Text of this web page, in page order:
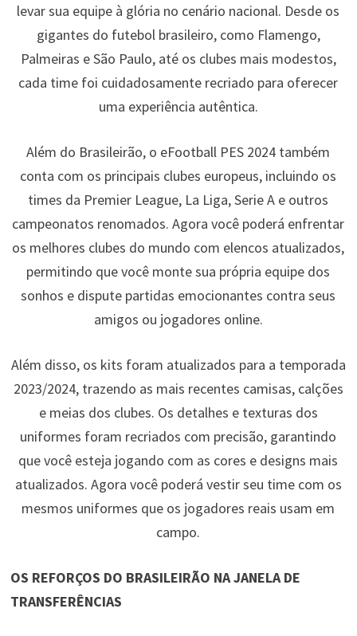
levar sua equipe à glória no cenário nacional. Desde os
gigantes do futebol brasileiro, como Flamengo,
Palmeiras e São Paulo, até os clubes mais modestos,
cada time foi cuidadosamente recriado para oferecer
uma experiência autêntica.
Além do Brasileirão, o eFootball PES 2024 também
conta com os principais clubes europeus, incluindo os
times da Premier League, La Liga, Serie A e outros
campeonatos renomados. Agora você poderá enfrentar
os melhores clubes do mundo com elencos atualizados,
permitindo que você monte sua própria equipe dos
sonhos e dispute partidas emocionantes contra seus
amigos ou jogadores online.
Além disso, os kits foram atualizados para a temporada
2023/2024, trazendo as mais recentes camisas, calções
e meias dos clubes. Os detalhes e texturas dos
uniformes foram recriados com precisão, garantindo
que você esteja jogando com as cores e designs mais
atualizados. Agora você poderá vestir seu time com os
mesmos uniformes que os jogadores reais usam em
campo.
OS REFORÇOS DO BRASILEIRÃO NA JANELA DE
TRANSFERÊNCIAS